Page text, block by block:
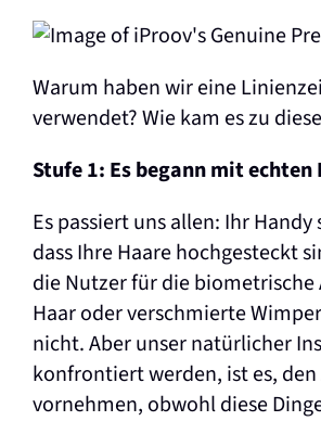
Warum haben wir eine
verwendet? Wie kam es zu
Stufe 1: Es begann mit
Es passiert uns allen: Ihr
dass Ihre Haare hochgesteckt
die Nutzer für die
Haar oder verschmierte
nicht. Aber unser natürlicher
konfrontiert werden, ist es,
vornehmen, obwohl diese